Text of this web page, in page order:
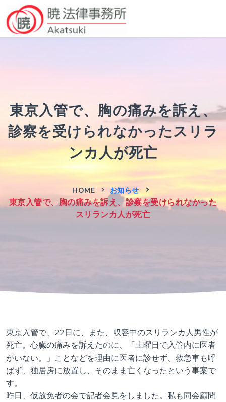
東京入管で、胸の痛みを訴え、
診察を受けられなかったスリラ
ンカ人が死亡
HOME お知らせ
東京入管で、胸の痛みを訴え、診察を受けられなかった
スリランカ人が死亡
東京入管で、22日に、また、収容中のスリランカ人男性が
死亡。心臓の痛みを訴えたのに、「土曜日で入管内に医者
がいない。」ことなどを理由に医者に診せず、救急車も呼
ばず、独居房に放置し、そのまま亡くなったという事案で
す。
昨日、仮放免者の会で記者会見をしました。私も同会顧問